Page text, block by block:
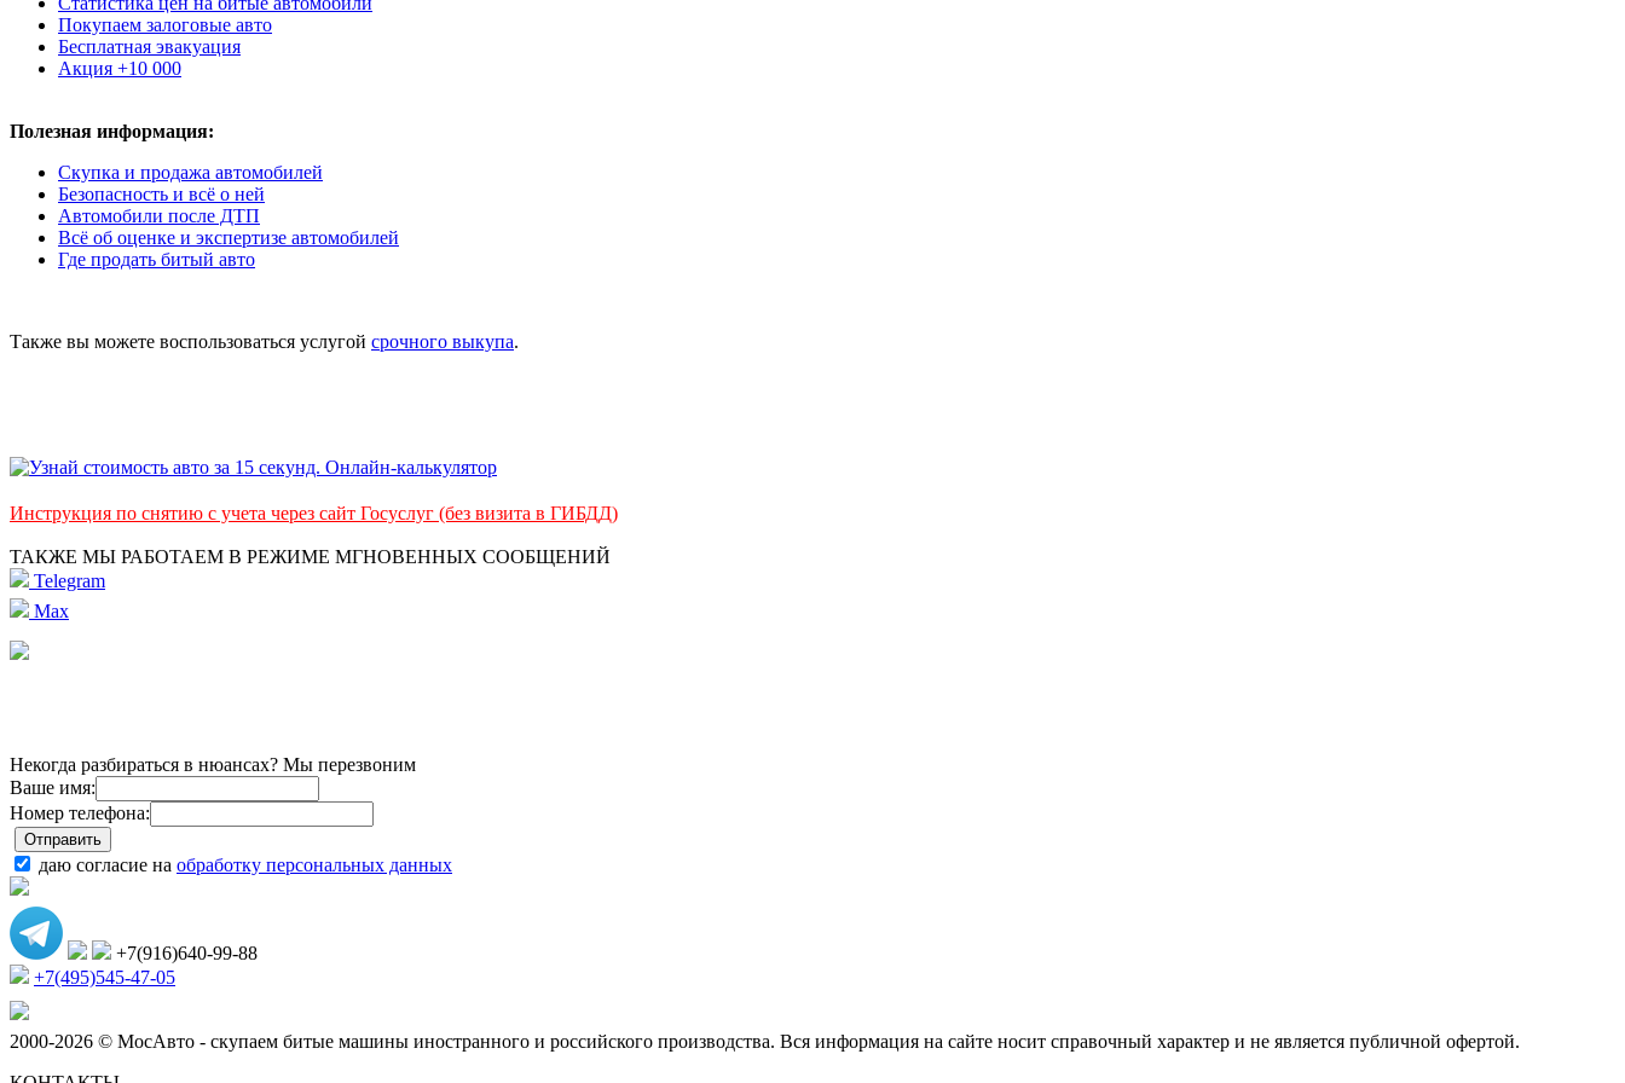
Покупаем залоговые авто
Бесплатная эвакуация
Акция +10 000
Полезная информация:
Скупка и продажа автомобилей
Безопасность и всё о ней
Автомобили после ДТП
Всё об оценке и экспертизе автомобилей
Где продать битый авто
Также вы можете воспользоваться услугой срочного выкупа.
Инструкция по снятию с учета через сайт Госуслуг (без визита в ГИБДД)
ТАКЖЕ МЫ РАБОТАЕМ В РЕЖИМЕ МГНОВЕННЫХ СООБЩЕНИЙ
Telegram
Max
Некогда разбираться в нюансах? Мы перезвоним
Ваше имя:
Номер телефона:
даю согласие на обработку персональных данных
+7(916)640-99-88
+7(495)545-47-05
2000-2026 © МосАвто - скупаем битые машины иностранного и российского производства. Вся информация на сайте носит справочный характер и не является публичной офертой.